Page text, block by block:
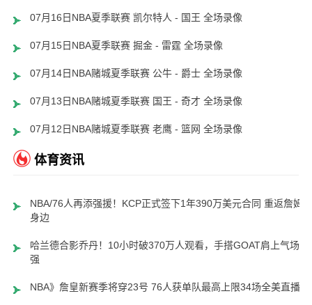
07月16日NBA夏季联赛 凯尔特人 - 国王 全场录像
07月15日NBA夏季联赛 掘金 - 雷霆 全场录像
07月14日NBA赌城夏季联赛 公牛 - 爵士 全场录像
07月13日NBA赌城夏季联赛 国王 - 奇才 全场录像
07月12日NBA赌城夏季联赛 老鹰 - 篮网 全场录像
体育资讯
NBA/76人再添强援！KCP正式签下1年390万美元合同 重返詹姆斯
身边
哈兰德合影乔丹！10小时破370万人观看，手搭GOAT肩上气场超
强
NBA》詹皇新赛季将穿23号 76人获单队最高上限34场全美直播